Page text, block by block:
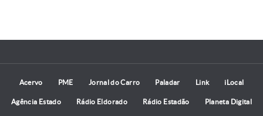
Acervo PME Jornal do Carro Paladar Link iLocal
Agência Estado Rádio Eldorado Rádio Estadão Planeta Digital